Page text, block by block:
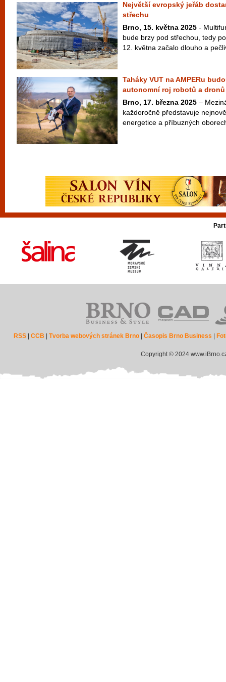
Největší evropský jeřáb
střechu
Brno, 15. května 2025 -
bude brzy pod střechou, tedy
12. května začalo dlouho a
Taháky VUT na AMPERu
autonomní roj robotů a dronů
Brno, 17. března 2025 –
každoročně představuje
energetice a příbuzných
RSS |CCB |Tvorba webových stránek Brno |Časopis Brno Business
Copyright © 2024